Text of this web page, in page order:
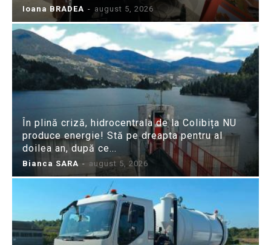
Ioana BRADEA - august 5, 2026
În plină criză, hidrocentrala de la Colibița NU
produce energie! Stă pe dreapta pentru al
doilea an, după ce...
Bianca SARA - august 5, 2026